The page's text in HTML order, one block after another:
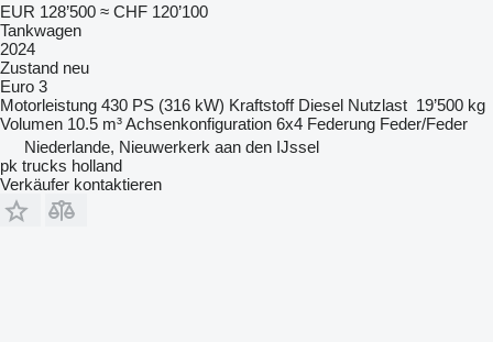
EUR 128’500 ≈ CHF 120’100
Tankwagen
2024
Zustand neu
Euro 3
Motorleistung 430 PS (316 kW) Kraftstoff Diesel Nutzlast 19’500 kg
Volumen 10.5 m³Achsenkonfiguration 6x4 Federung Feder/Feder
Niederlande, Nieuwerkerk aan den IJssel
pk trucks holland
Verkäufer kontaktieren